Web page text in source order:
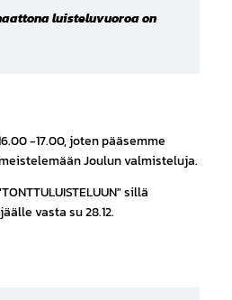
luisteluvuoroa on
-17.00, joten pääsemme
Joulun valmisteluja.
sillä
vasta su 28.12.